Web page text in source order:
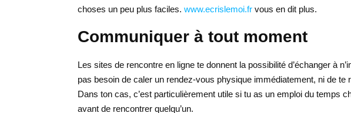
choses un peu plus faciles. www.ecrislemoi.fr vous en dit plus.
Communiquer à tout moment
Les sites de rencontre en ligne te donnent la possibilité d’échanger à
pas besoin de caler un rendez-vous physique immédiatement, ni de te
Dans ton cas, c’est particulièrement utile si tu as un emploi du temps
avant de rencontrer quelqu’un.